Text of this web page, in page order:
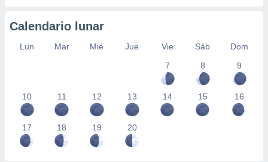
Calendario lunar
Lun Mar Mié Jue Vie Sáb
Dom
7
8 9
10 11 12 13 14 15 16
17 18 19 20